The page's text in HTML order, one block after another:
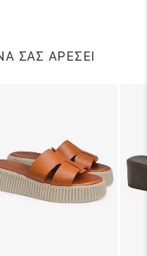
ΣΑΣ ΑΡΕΣΕΙ